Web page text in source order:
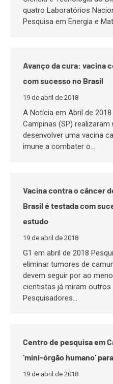
quatro Laboratórios
Pesquisa em Energia e
Avanço da cura: vacina
com sucesso no Brasil
19 de abril de 2018
A Notícia em Abril de
Campinas (SP)
desenvolver uma vacina
imune a combater o…
Vacina contra o câncer
Brasil é testada com
estudo
19 de abril de 2018
G1 em abril de 2018
eliminar tumores de
devem seguir por ao
cientistas já miram outros
Pesquisadores…
Centro de pesquisa em
‘mini-órgão humano’
19 de abril de 2018